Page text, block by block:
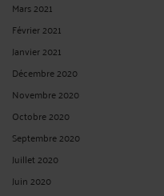
Mars 2021
Février 2021
Janvier 2021
Décembre 2020
Novembre 2020
Octobre 2020
Septembre 2020
Juillet 2020
Juin 2020